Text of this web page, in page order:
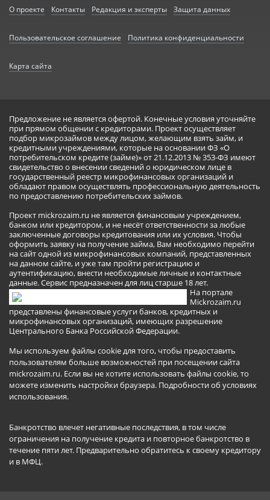
О проекте Контакты Редакция и эксперты Защита данных
Пользовательское соглашение Политика конфиденциальности
Карта сайта
Предложение не является офертой. Конечные условия уточняйте
при прямом общении с кредиторами. Проект осуществляет
подбор микрозаймов между лицом, желающим взять займ, и
кредитными учреждениями, которые на основании ФЗ «О
потребительском кредите (займе)» от 21.12.2013 № 353-ФЗ имеют
свидетельство о внесении сведений о юридическом лице в
государственный реестр микрофинансовых организаций и
обладают правом осуществлять профессиональную деятельность
по предоставлению потребительских займов.
Проект mickrozaim.ru не является финансовым учреждением,
банком или кредитором, и не несёт ответственности за любые
заключенные договоры кредитования или их условия. Чтобы
оформить заявку на получение займа, Вам необходимо перейти
на сайт одной из микрофинансовых компаний, представленных
на данном сайте, и уже там пройти регистрацию и
аутентификацию, внести необходимые личные и контактные
данные. Сервис предназначен для лиц старше 18 лет.
На портале
Mickrozaim.ru
представлены финансовые услуги банков, кредитных и
микрофинансовых организаций, имеющих разрешение
Центрального Банка Российской Федерации.
Мы используем файлы cookie для того, чтобы предоставить
пользователям больше возможностей при посещении сайта
mickrozaim.ru. Если вы не хотите использовать файлы cookie, то
можете изменить настройки браузера. Подробности об условиях
использования.
Банкротство влечет негативные последствия, в том числе
ограничения на получение кредита и повторное банкротство в
течение пяти лет. Предварительно обратитесь к своему кредитору
и в МФЦ.